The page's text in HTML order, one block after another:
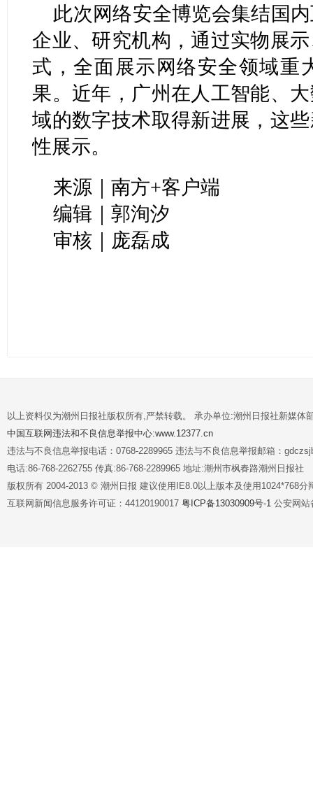
此次网络安全博览会集结国
企业、研究机构，通过实物展
式，全面展示网络安全领域重
果。近年，广州在人工智能、
域的数字技术取得新进展，这
性展示。
来源｜南方+客户端
编辑｜郭洵汐
审核｜庞磊成
以上资料仅为潮州日报社版权所有,严禁转载。 承办单位:潮州日报社新媒体
中国互联网违法和不良信息举报中心:www.12377.cn
违法与不良信息举报电话：0768-2289965 违法与不良信息举报邮箱：
电话:86-768-2262755 传真:86-768-2289965 地址:潮州市枫春路潮州日报社
版权所有 2004-2013 © 潮州日报 建议使用IE8.0以上版本及使用1024*768分
互联网新闻信息服务许可证：44120190017 粤ICP备13030909号-1 公安网站